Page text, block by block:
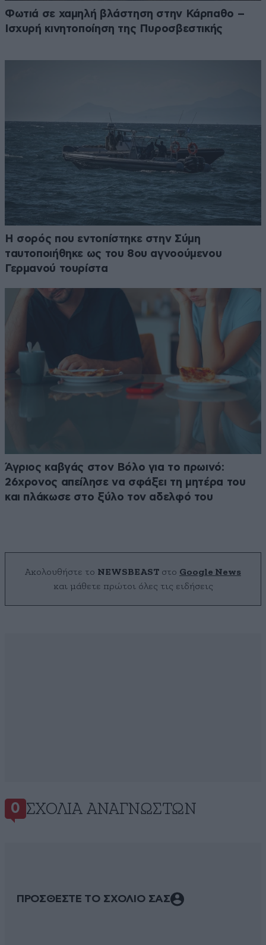
Φωτιά σε χαμηλή βλάστηση στην Κάρπαθο –
Ισχυρή κινητοποίηση της Πυροσβεστικής
Η σορός που εντοπίστηκε στην Σύμη
ταυτοποιήθηκε ως του 8ου αγνοούμενου
Γερμανού τουρίστα
Άγριος καβγάς στον Βόλο για το πρωινό:
26χρονος απείλησε να σφάξει τη μητέρα του
και πλάκωσε στο ξύλο τον αδελφό του
Ακολουθήστε το NEWSBEAST στο Google News
και μάθετε πρώτοι όλες τις ειδήσεις
0 ΣΧΌΛΙΑ ΑΝΑΓΝΩΣΤΏΝ
ΠΡΟΣΘΕΣΤΕ ΤΟ ΣΧΟΛΙΟ ΣΑΣ